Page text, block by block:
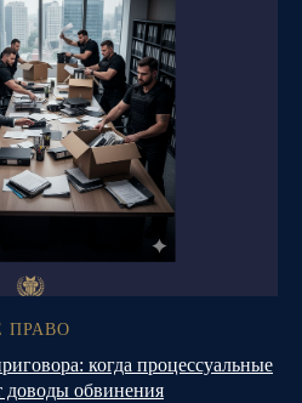
ПРАВО
когда процессуальные
обвинения